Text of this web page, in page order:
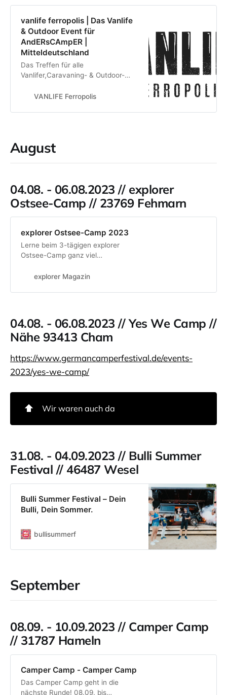
vanlife ferropolis | Das Vanlife
& Outdoor Event für
AndERsCAmpER |
Mitteldeutschland
Das Treffen für alle
Vanlifer,Caravaning- & Outdoor-
Individualisten.
VANLIFE Ferropolis
August
04.08. - 06.08.2023 // explorer
Ostsee-Camp // 23769 Fehmarn
explorer Ostsee-Camp 2023
Lerne beim 3-tägigen explorer
Ostsee-Camp ganz viel
Fahrzeuge und Reisen und besuche
explorer Magazin
04.08. - 06.08.2023 // Yes We Camp //
Nähe 93413 Cham
https://www.germancamperfestival.de/events-
2023/yes-we-camp/
⬆️ Wir waren auch da
31.08. - 04.09.2023 // Bulli Summer
Festival // 46487 Wesel
Bulli Summer Festival – Dein
Bulli, Dein Sommer.
bullisummerf
September
08.09. - 10.09.2023 // Camper Camp
// 31787 Hameln
Camper Camp - Camper Camp
Das Camper Camp geht in die
nächste Runde! 08.09. bis